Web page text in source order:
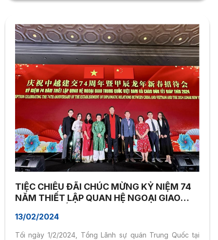
TIỆC CHIÊU ĐÃI CHÚC MỪNG KỶ NIỆM 74
NĂM THIẾT LẬP QUAN HỆ NGOẠI GIAO
XUÂN GIÁP THÌN
13/02/2024
Tối ngày 1/2/2024, Tổng Lãnh sự quán Trung Quốc tại